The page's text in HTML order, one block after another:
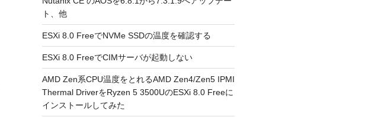
ト、他
ESXi 8.0 FreeでNVMe SSDの温度を確認する
ESXi 8.0 FreeでCIMサーバが起動しない
AMD Zen系CPU温度をとれるAMD Zen4/Zen5 IPMI
Thermal DriverをRyzen 5 3500UのESXi 8.0 Freeに
インストールしてみた